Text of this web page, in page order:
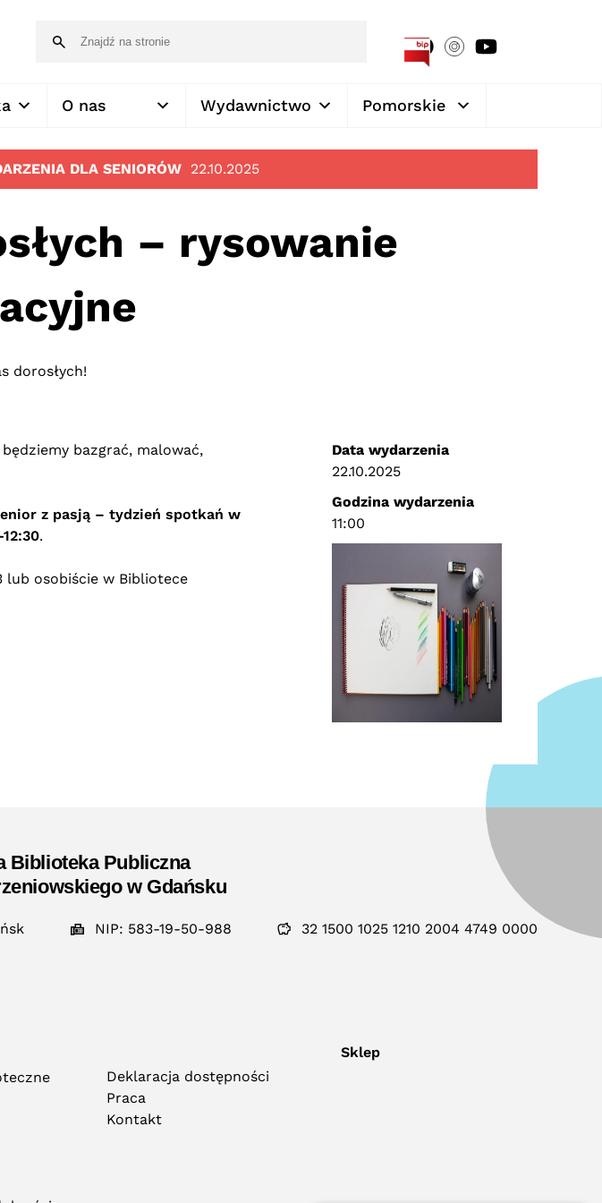
O nas Wydawnictwo Pomorskie
DLA SENIORÓW 22.10.2025
– rysowanie
dorosłych!
bazgrać, malować,
z pasją – tydzień spotkań w
.
lub osobiście w Bibliotece
Data wydarzenia
22.10.2025
Godzina wydarzenia
11:00
Biblioteka Publiczna
w Gdańsku
NIP: 583-19-50-988 32 1500 1025 1210 2004 4749 0000
Deklaracja dostępności
Praca
Kontakt
Sklep